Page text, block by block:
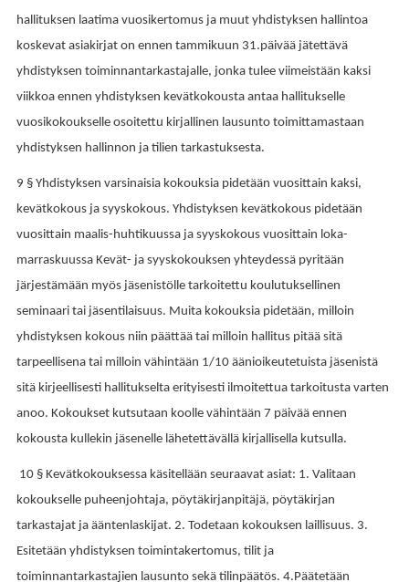
hallituksen laatima vuosikertomus ja muut yhdistyksen hallintoa
koskevat asiakirjat on ennen tammikuun 31.päivää jätettävä
yhdistyksen toiminnantarkastajalle, jonka tulee viimeistään kaksi
viikkoa ennen yhdistyksen kevätkokousta antaa hallitukselle
vuosikokoukselle osoitettu kirjallinen lausunto toimittamastaan
yhdistyksen hallinnon ja tilien tarkastuksesta.
9 § Yhdistyksen varsinaisia kokouksia pidetään vuosittain kaksi,
kevätkokous ja syyskokous. Yhdistyksen kevätkokous pidetään
vuosittain maalis-huhtikuussa ja syyskokous vuosittain loka-
marraskuussa Kevät- ja syyskokouksen yhteydessä pyritään
järjestämään myös jäsenistölle tarkoitettu koulutuksellinen
seminaari tai jäsentilaisuus. Muita kokouksia pidetään, milloin
yhdistyksen kokous niin päättää tai milloin hallitus pitää sitä
tarpeellisena tai milloin vähintään 1/10 äänioikeutetuista jäsenistä
sitä kirjeellisesti hallitukselta erityisesti ilmoitettua tarkoitusta varten
anoo. Kokoukset kutsutaan koolle vähintään 7 päivää ennen
kokousta kullekin jäsenelle lähetettävällä kirjallisella kutsulla.
10 § Kevätkokouksessa käsitellään seuraavat asiat: 1. Valitaan
kokoukselle puheenjohtaja, pöytäkirjanpitäjä, pöytäkirjan
tarkastajat ja ääntenlaskijat. 2. Todetaan kokouksen laillisuus. 3.
Esitetään yhdistyksen toimintakertomus, tilit ja
toiminnantarkastajien lausunto sekä tilinpäätös. 4.Päätetään